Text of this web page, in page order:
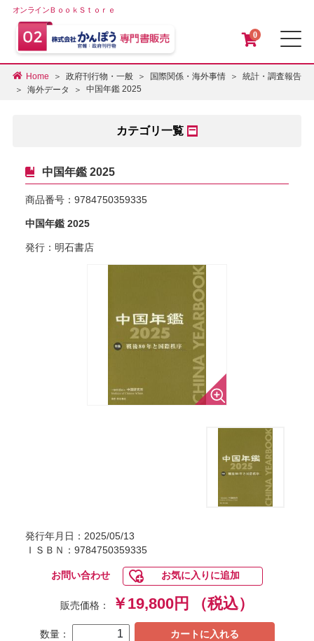
オンラインＢｏｏｋＳｔｏｒｅ
0
Home 政府刊行物・一般 国際関係・海外事情
統計・調査報告
海外データ
中国年鑑 2025
カテゴリ一覧
中国年鑑 2025
商品番号： 9784750359335
中国年鑑 2025
発行：明石書店
発行年月日：2025/05/13
ＩＳＢＮ：9784750359335
お問い合わせ お気に入りに追加
販売価格： ￥19,800円 （税込）
数量： カートに入れる